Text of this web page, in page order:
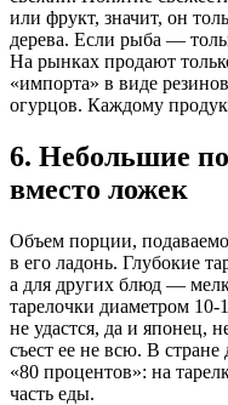
или фрукт, значит, он
дерева. Если рыба —
На рынках продают
«импорта» в виде
огурцов. Каждому
6. Небольшие
вместо ложек
Объем порции,
в его ладонь. Глубокие
а для других блюд —
тарелочки диаметром
не удастся, да и японец,
съест ее не всю. В
«80 процентов»: на
часть еды.